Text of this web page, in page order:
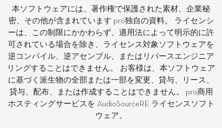
本ソフトウェアには、著作権で保護された素材、企業秘
密、その他が含まれています pro独自の資料。 ライセンシ
ーは、この制限にかかわらず、適用法によって明示的に許
可されている場合を除き、ライセンス対象ソフトウェアを
逆コンパイル、逆アセンブル、またはリバースエンジニア
リングすることはできません。 お客様は、本ソフトウェア
に基づく派生物の全部または一部を変更、貸与、リース、
貸与、配布、または作成することはできません。 pro商用
ホスティングサービスを AudioSourceRE ライセンスソフト
ウェア。